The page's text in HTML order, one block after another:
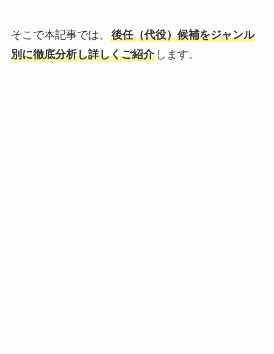
そこで本記事では、 後任（代役）候補をジャンル
別に徹底分析し詳しくご紹介します。